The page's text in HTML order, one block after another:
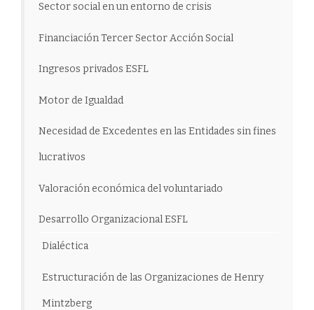
Sector social en un entorno de crisis
Financiación Tercer Sector Acción Social
Ingresos privados ESFL
Motor de Igualdad
Necesidad de Excedentes en las Entidades sin fines
lucrativos
Valoración económica del voluntariado
Desarrollo Organizacional ESFL
Dialéctica
Estructuración de las Organizaciones de Henry
Mintzberg